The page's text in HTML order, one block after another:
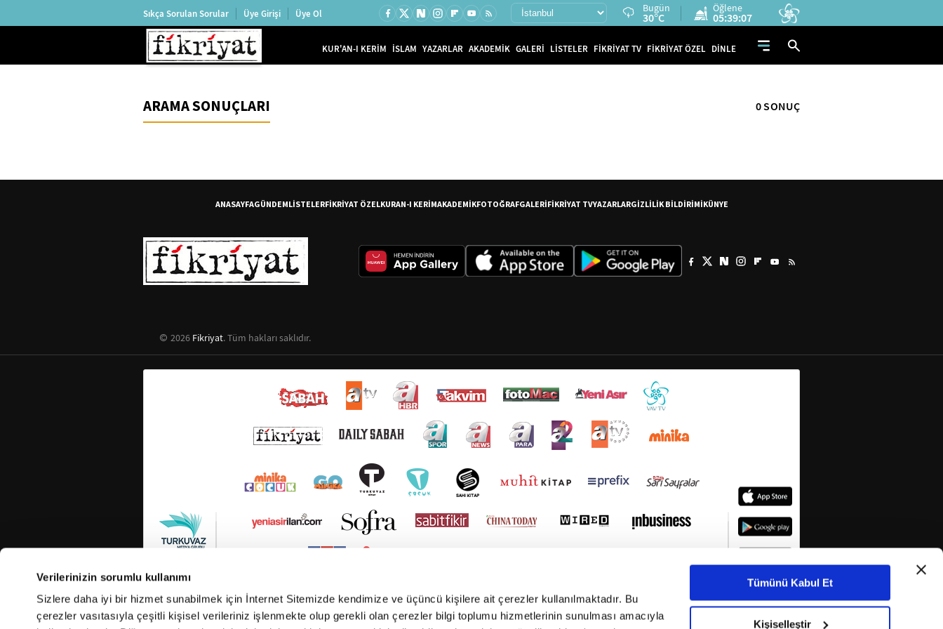
Verilerinizin sorumlu kullanımı
Sizlere daha iyi bir hizmet sunabilmek için İnternet Sitemizde kendimize ve üçüncü kişilere ait çerezler kullanılmaktadır. Bu
çerezler vasıtasıyla çeşitli kişisel verileriniz işlenmekte olup gerekli olan çerezler bilgi toplumu hizmetlerinin sunulması amacıyla
Tümünü Kabul Et
Kişiselleştir
Sıkça Sorulan Sorular Üye Girişi Üye Ol Bugün
30°C
Öğlene
05:39:07
KUR'AN-I KERİM İSLAM YAZARLAR AKADEMİK GALERİ LİSTELER FİKRİYAT TV FİKRİYAT ÖZEL DİNLE
ARAMA SONUÇLARI 0 SONUÇ
ANASAYFAGÜNDEMLİSTELERFİKRİYAT ÖZELKURAN-I KERİMAKADEMİKFOTOĞRAFGALERİFİKRİYAT TVYAZARLARGİZLİLİK BİLDİRİMİKÜNYE
2026 Fikriyat. Tüm hakları saklıdır.